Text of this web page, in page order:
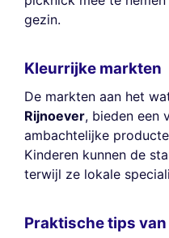
gezin.
Kleurrijke markten
De markten aan het
Rijnoever, bieden een
ambachtelijke
Kinderen kunnen de
terwijl ze lokale
Praktische tips van